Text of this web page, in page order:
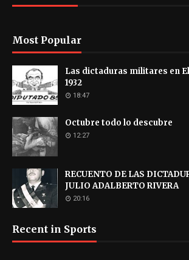
Most Popular
Las dictaduras militares en
1932
18:47
Octubre todo lo descubre
12:27
RECUENTO DE LAS
JULIO ADALBERTO RIVERA
20:16
Recent in Sports